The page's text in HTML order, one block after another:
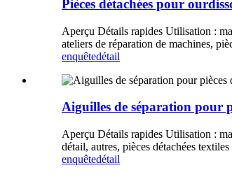
Pièces détachées pour
Aperçu Détails rapides Utilisation :
ateliers de réparation de machines,
enquêtedétail
Aiguilles de séparation pour
Aperçu Détails rapides Utilisation :
détail, autres, pièces détachées
enquêtedétail